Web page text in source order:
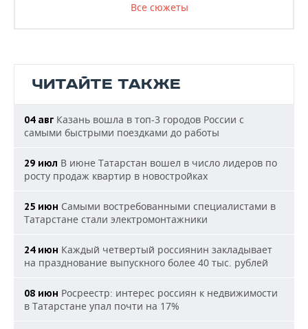
Все сюжеты
ЧИТАЙТЕ ТАКЖЕ
04 авг Казань вошла в топ-3 городов России с
самыми быстрыми поездками до работы
29 июл В июне Татарстан вошел в число лидеров по
росту продаж квартир в новостройках
25 июн Самыми востребованными специалистами в
Татарстане стали электромонтажники
24 июн Каждый четвертый россиянин закладывает
на празднование выпускного более 40 тыс. рублей
08 июн Росреестр: интерес россиян к недвижимости
в Татарстане упал почти на 17%